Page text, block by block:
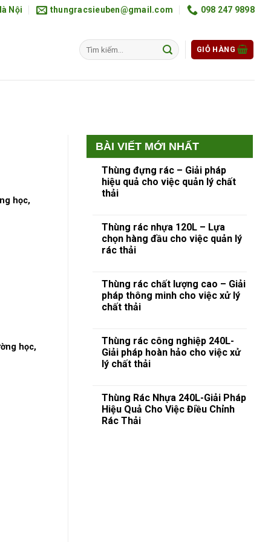
Nội thungracsieuben@gmail.com 098 247 9898
GIỎ HÀNG
học,
học,
BÀI VIẾT MỚI NHẤT
Thùng đựng rác – Giải pháp
hiệu quả cho việc quản lý chất
thải
Thùng rác nhựa 120L – Lựa
chọn hàng đầu cho việc quản lý
rác thải
Thùng rác chất lượng cao – Giải
pháp thông minh cho việc xử lý
chất thải
Thùng rác công nghiệp 240L-
Giải pháp hoàn hảo cho việc xử
lý chất thải
Thùng Rác Nhựa 240L-Giải Pháp
Hiệu Quả Cho Việc Điều Chỉnh
Rác Thải